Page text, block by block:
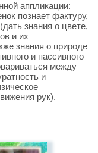
аппликации:
познает фактуру,
знания о цвете,
и их
знания о природе
и пассивного
между
и
рук).